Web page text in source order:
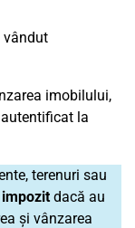
vândut
imobilului,
la
terenuri sau
dacă au
și vânzarea